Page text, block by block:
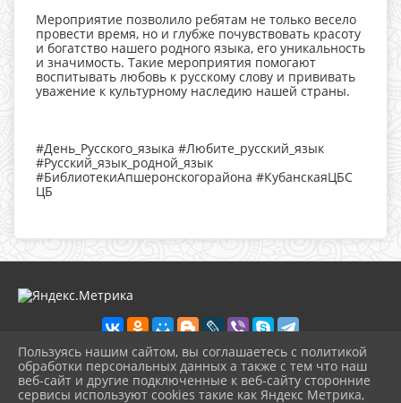
Мероприятие позволило ребятам не только весело
провести время, но и глубже почувствовать красоту
и богатство нашего родного языка, его уникальность
и значимость. Такие мероприятия помогают
воспитывать любовь к русскому слову и прививать
уважение к культурному наследию нашей страны.
#День_Русского_языка #Любите_русский_язык
#Русский_язык_родной_язык
#БиблиотекиАпшеронскогорайона #КубанскаяЦБС
ЦБ
2026 г. cbskuban.apskult.ru
Пользуясь нашим сайтом, вы соглашаетесь с политикой
обработки персональных данных а также с тем что наш
веб-сайт и другие подключенные к веб-сайту сторонние
сервисы используют cookies такие как Яндекс Метрика,